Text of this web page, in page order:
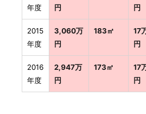
年度
円
円
2015
年度
3,060万
円
183㎡
17
円
2016
年度
2,947万
円
173㎡
17
円